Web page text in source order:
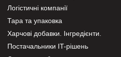
Логістичні компанії
Тара та упаковка
Харчові добавки. Інгредієнти.
Постачальники IT-рішень